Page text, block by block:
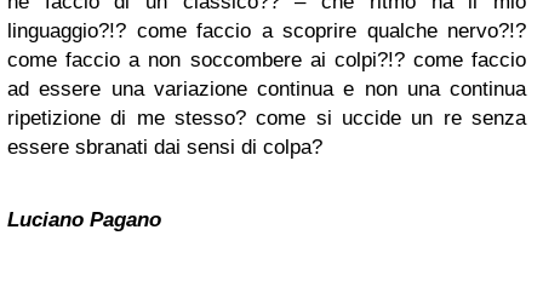
linguaggio?!? come faccio a scoprire qualche nervo?!?
come faccio a non soccombere ai colpi?!? come faccio
ad essere una variazione continua e non una continua
ripetizione di me stesso? come si uccide un re senza
essere sbranati dai sensi di colpa?
Luciano Pagano